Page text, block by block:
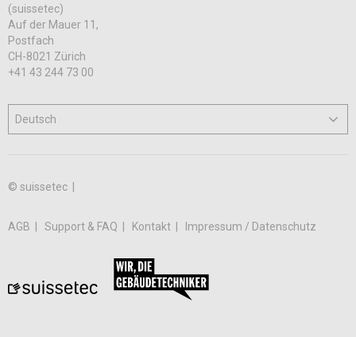
(suissetec)
Auf der Mauer 11,
Postfach
CH-8021 Zürich
+41 43 244 73 00
© suissetec |
AGB Support & FAQ Kontakt Impressum / Datenschutz